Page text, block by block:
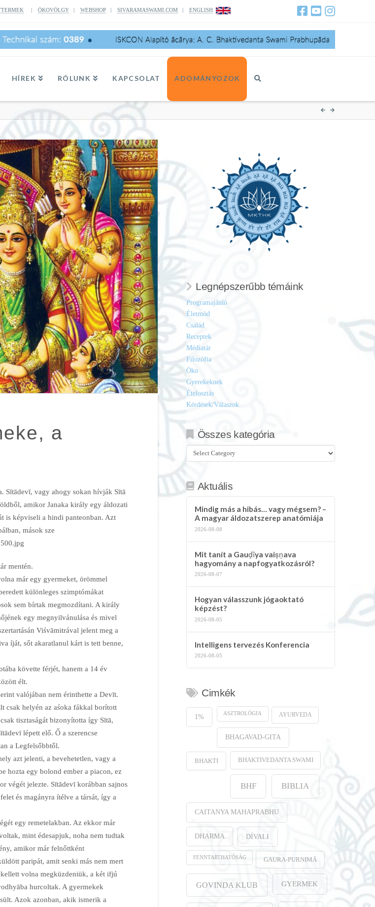
| ÖKOVÖLGY| WEBSHOP| SIVARAMASWAMI.COM| ENGLISH
HÍREK RÓLUNK KAPCSOLAT ADOMÁNYOZOK
a
Sītādevī, vagy ahogy sokan hívják Sītā
amikor Janaka király egy áldozati
is képviseli a hindi panteonban. Azt
mások sze
mentén.
már egy gyermeket, örömmel
különleges szimptómákat
sem bírtak megmozdítani. A király
egy megnyilvánulása és mivel
Viśvāmitrával jelent meg a
íját, sőt akaratlanul kárt is tett benne,
követte férjét, hanem a 14 év
élt.
valójában nem érinthette a Devīt.
csak helyén az aśoka fákkal borított
tisztaságát bizonyította így Sītā,
lépett elő. Ő a szerencse
a Legfelsőbbtől.
azt jelenti, a bevehetetlen, vagy a
hozta egy bolond ember a piacon, ez
végét jelezte. Sītādevī korábban sajnos
és magányra ítélve a társát, így a
egy remetelakban. Az ekkor már
mint édesapjuk, noha nem tudtak
amikor már felnőttként
paripát, amit senki más nem mert
volna megküzdeniük, a két ifjú
hurcoltak. A gyermekek
Azok azonban, akik ismerik a
Legnépszerűbb témáink
Programajánló
Életmód
Család
Receptek
Médiatár
Filozófia
Öko
Gyerekeknek
Ételosztás
Kérdések/Válaszok
Összes kategória
Összes
kategória
Aktuális
Mindig más a hibás… vagy mégsem? –
A magyar áldozatszerep anatómiája
2026-08-08
Mit tanít a Gauḍīya vaiṣṇava
hagyomány a napfogyatkozásról?
2026-08-07
Hogyan válasszunk jógaoktató
képzést?
2026-08-05
Intelligens tervezés Konferencia
2026-08-05
Cimkék
1% ASZTROLÓGIA AYURVEDA
BHAGAVAD-GITA
BHAKTI BHAKTIVEDANTA SWAMI
BHF BIBLIA
CAITANYA MAHAPRABHU
DHARMA DÍVALI
FENNTARTHATÓSÁG GAURA-PURṆIMĀ
GOVINDA KLUB GYERMEK